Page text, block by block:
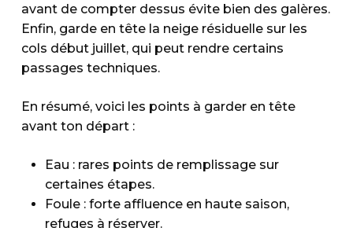
avant de compter dessus évite bien des galères.
Enfin, garde en tête la neige résiduelle sur les
cols début juillet, qui peut rendre certains
passages techniques.
En résumé, voici les points à garder en tête
avant ton départ :
Eau : rares points de remplissage sur
certaines étapes.
Foule : forte affluence en haute saison,
refuges à réserver.